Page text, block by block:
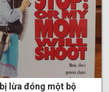
lừa đóng một bộ